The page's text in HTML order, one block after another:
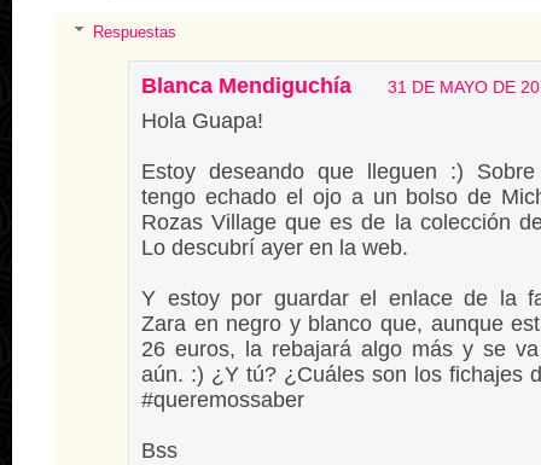
Respuestas
Blanca Mendiguchía 31 DE MAYO DE
Hola Guapa!
Estoy deseando que lleguen :)
tengo echado el ojo a un bolso de
Rozas Village que es de la colección
Lo descubrí ayer en la web.
Y estoy por guardar el enlace de la
Zara en negro y blanco que, aunque
26 euros, la rebajará algo más y se
aún. :) ¿Y tú? ¿Cuáles son los fichajes
#queremossaber
Bss